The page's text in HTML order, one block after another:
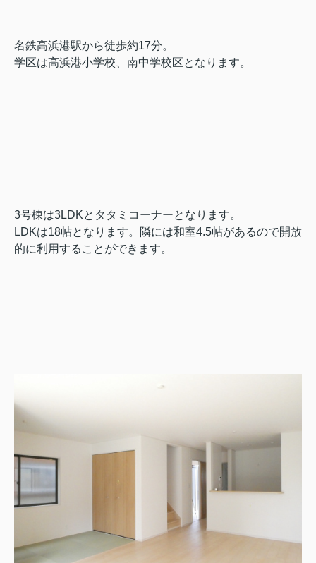
名鉄高浜港駅から徒歩約17分。
学区は高浜港小学校、南中学校区となります。
3号棟は3LDKとタタミコーナーとなります。
LDKは18帖となります。隣には和室4.5帖があるので開放
的に利用することができます。